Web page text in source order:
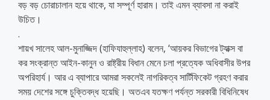
বড় বড় চোরাচালান হয়ে থাকে, যা সম্পূর্ণ হারাম। তাই এমন ব্যাবসা না করাই
উচিত।
.
শায়খ সালেহ আল-মুনাজ্জিদ (হাফিযাহুল্লাহ) বলেন, ‘আয়কর বিভাগের ট্যাক্স বা
কর সংক্রান্ত আইন-কানুন ও রাষ্ট্রীয় বিধান মেনে চলা প্রত্যেক অধিবাসীর উপর
অপরিহার্য। আর এ ব্যাপারে আমরা সকলেই নাগরিকত্ব সার্টিফিকেট গ্রহণ করার
সময় দেশের সঙ্গে চুক্তিবদ্ধ হয়েছি। অতএব যতক্ষণ পর্যন্ত সরকারী বিধিনিষেধ